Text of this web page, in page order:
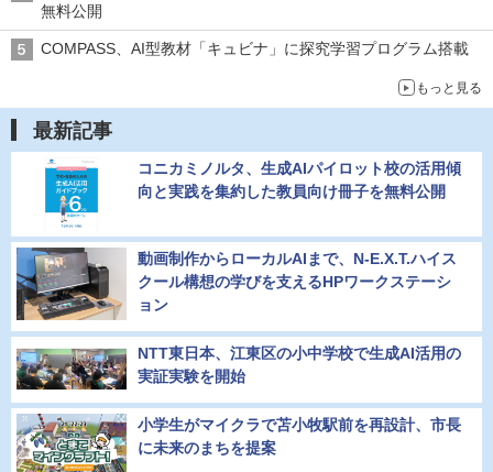
無料公開
COMPASS、AI型教材「キュビナ」に探究学習プログラム搭載
もっと見る
最新記事
コニカミノルタ、生成AIパイロット校の活用傾
向と実践を集約した教員向け冊子を無料公開
動画制作からローカルAIまで、N-E.X.T.ハイス
クール構想の学びを支えるHPワークステーシ
ョン
NTT東日本、江東区の小中学校で生成AI活用の
実証実験を開始
小学生がマイクラで苫小牧駅前を再設計、市長
に未来のまちを提案